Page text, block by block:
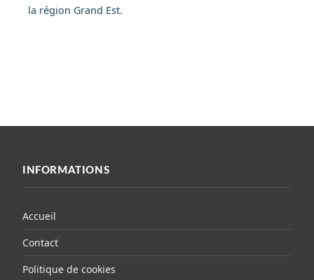
la région Grand Est.
INFORMATIONS
Accueil
Contact
Politique de cookies